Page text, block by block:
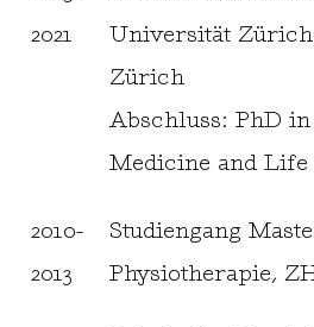
2021
Universität
Zürich
Abschluss: PhD
Medicine and Life
2010-
2013
Studiengang
Physiotherapie,